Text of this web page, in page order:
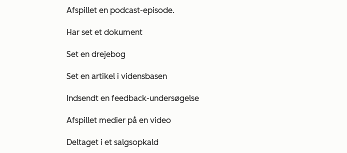
Afspillet en podcast-episode.
Har set et dokument
Set en drejebog
Set en artikel i vidensbasen
Indsendt en feedback-undersøgelse
Afspillet medier på en video
Deltaget i et salgsopkald